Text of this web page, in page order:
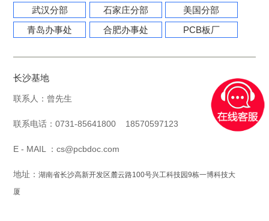
武汉分部
石家庄分部
美国分部
青岛办事处
合肥办事处 PCB板厂
长沙基地
联系人：曾先生
联系电话：0731-85641800 18570597123
E - MAIL ：cs@pcbdoc.com
地址：湖南省长沙高新开发区麓云路100号兴工科技园9栋一博科技大
厦